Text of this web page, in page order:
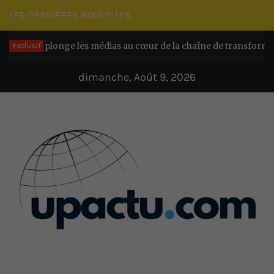
Passer
au
contenu
LES DERNIÈRES NOUVELLES
Exclusif
plonge les médias au cœur de la chaîne de transformation
dimanche, Août 9, 2026